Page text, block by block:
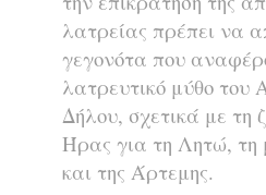
λατρείας πρέπει να
γεγονότα που
λατρευτικό μύθο του
Δήλου, σχετικά με τη
Ήρας για τη Λητώ, τη
και της Άρτεμης.